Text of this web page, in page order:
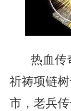
热血传
祈祷项链
市，老兵